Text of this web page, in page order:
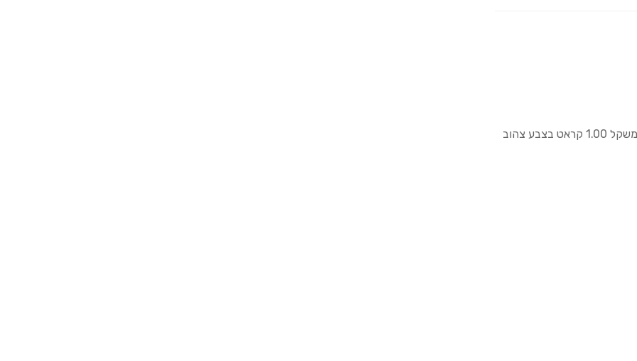
טבעת זהב ורוד 14 קראט משובצת יהלום טבעי חיתוך טיפה משקל 1.00 קראט בצבע צהוב